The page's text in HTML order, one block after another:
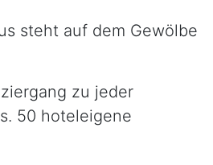
steht auf dem Gewölbe
zu jeder
50 hoteleigene